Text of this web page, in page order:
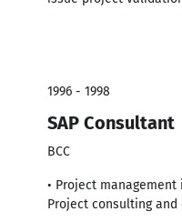
1996 - 1998
SAP Consultant
BCC
• Project management
Project consulting